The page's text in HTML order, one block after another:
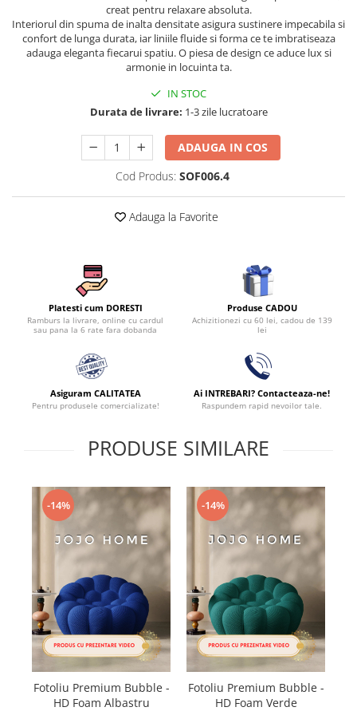
Set Lenjerie Pat Blanita Iepure, 6
Piese, Cu Pilota Inclusa
Lenjerii De Pat Premium Collection
11 Piese, Cuvertura Inclusa
creat pentru relaxare absoluta.
Interiorul din spuma de inalta densitate asigura sustinere impecabila si
confort de lunga durata, iar liniile fluide si forma ce te imbratiseaza
adauga eleganta fiecarui spatiu. O piesa de design ce aduce lux si
armonie in locuinta ta.
IN STOC
Durata de livrare: 1-3 zile lucratoare
ADAUGA IN COS
Cod Produs: SOF006.4
Adauga la Favorite
Platesti cum DORESTI
Ramburs la livrare, online cu cardul
sau pana la 6 rate fara dobanda
Produse CADOU
Achizitionezi cu 60 lei, cadou de 139
lei
Asiguram CALITATEA
Pentru produsele comercializate!
Ai INTREBARI? Contacteaza-ne!
Raspundem rapid nevoilor tale.
PRODUSE SIMILARE
-14%
Fotoliu Premium Bubble -
HD Foam Albastru
-14%
Fotoliu Premium Bubble -
HD Foam Verde